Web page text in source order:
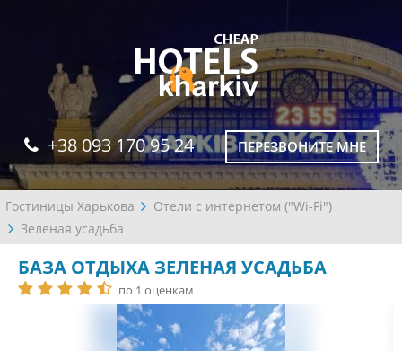
+38 093 170 95 24 ПЕРЕЗВОНИТЕ МНЕ
Гостиницы Харькова
Отели с интернетом ("Wi-Fi")
Зеленая усадьба
БАЗА ОТДЫХА ЗЕЛЕНАЯ УСАДЬБА
по 1 оценкам